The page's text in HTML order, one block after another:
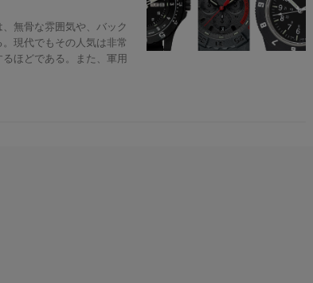
無骨な雰囲気や、バック
現代でもその人気は非常
ほどである。また、軍用